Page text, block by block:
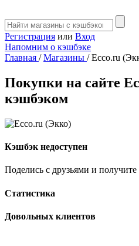
Регистрация или Вход
Напомним о кэшбэке
Главная / Магазины / Ecco.ru
Покупки на сайте
кэшбэком
Кэшбэк недоступен
Поделись с друзьями и
Статистика
Довольных клиентов